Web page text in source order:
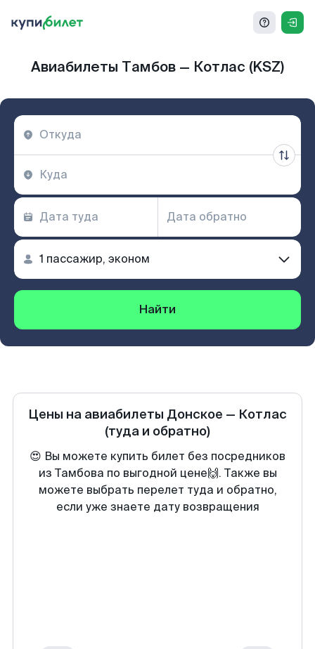
Авиабилеты Тамбов — Котлас (KSZ)
Найти
Цены на авиабилеты Донское — Котлас
(туда и обратно)
😍 Вы можете купить билет без посредников
из Тамбова по выгодной цене🙌. Также вы
можете выбрать перелет туда и обратно,
если уже знаете дату возвращения